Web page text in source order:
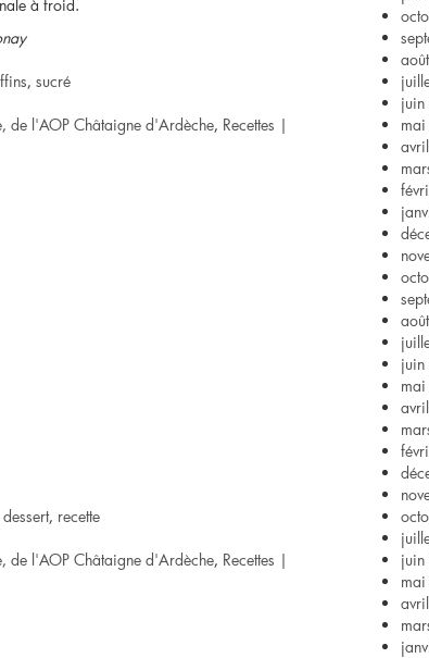
à froid.
, sucré
de l'AOP Châtaigne d'Ardèche, Recettes |
dessert, recette
de l'AOP Châtaigne d'Ardèche, Recettes |